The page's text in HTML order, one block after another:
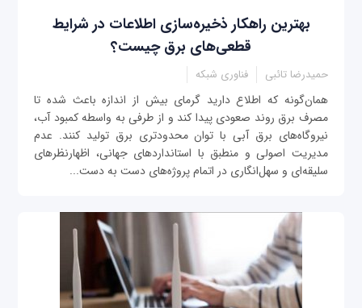
بهترین راهکار ذخیره‌سازی اطلاعات در شرایط
قطعی‌های برق چیست؟
حمیدرضا تائبی فناوری شبکه
همان‌گونه که اطلاع دارید گرمای بیش از اندازه باعث شده تا
مصرف برق روند صعودی پیدا کند و از طرفی به واسطه کمبود آب،
نیروگاه‌های برق آبی با توان محدودتری برق تولید کنند. عدم
مدیریت اصولی و منطبق با استانداردهای جهانی، اظهارنظرهای
سلیقه‌ای و سهل‌انگاری در اتمام پروژه‌های دست به دست...